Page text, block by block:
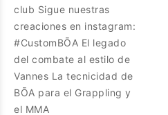
club Sigue nuestras
creaciones en instagram:
#CustomBŌA El legado
del combate al estilo de
Vannes La tecnicidad de
BŌA para el Grappling y
el MMA